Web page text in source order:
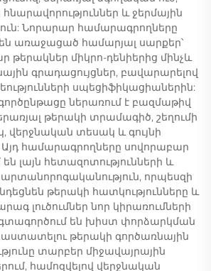
և ջերմային
Նորարար համարագրողները
առաջացած համարյալ սարքեր՝
թերակներ միկրո-դենիերից մինչև
գրադացույցներ, բավարարելով
սպեցիֆիկացիաներին:
ներառում է բազմաթիվ
թերակի տրամագիծ, շեղումի
վերջնական տեսակ և գույնի
համարագրողները սովորաբար
լայն հետազոտությունների և
որպեսզի
թերակի հատկությունները և
լուծումներ նոր կիրառումների
են խիստ փորձարկման
թերակի գործառնային
տարբեր միջավայրային
համոզվելով վերջնական